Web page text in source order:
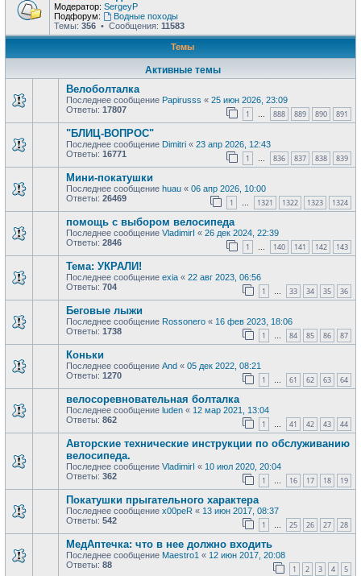
Модератор: SergeyP
Подфорум:
Водные походы
Темы: 356 • Сообщения: 11583
Темы
Активные темы
Велоболталка
Последнее сообщение Papirusss « 25 июн 2026, 23:09
Ответы: 17807 1 … 888 889 890 891
"БЛИЦ-ВОПРОС"
Последнее сообщение Dimitri « 23 апр 2026, 12:43
Ответы: 16771 1 … 836 837 838 839
Мини-покатушки
Последнее сообщение huau « 06 апр 2026, 10:00
Ответы: 26469 1 … 1321 1322 1323 1324
помощь с выбором велосипеда
Последнее сообщение VladimirI « 26 дек 2024, 22:39
Ответы: 2846 1 … 140 141 142 143
Тема: УКРАЛИ!
Последнее сообщение exia « 22 авг 2023, 06:56
Ответы: 704 1 … 33 34 35 36
Беговые лыжи
Последнее сообщение Rossonero « 16 фев 2023, 18:06
Ответы: 1738 1 … 84 85 86 87
Коньки
Последнее сообщение And « 05 дек 2022, 08:21
Ответы: 1270 1 … 61 62 63 64
велосоревновательная болталка
Последнее сообщение luden « 12 мар 2021, 13:04
Ответы: 862 1 … 41 42 43 44
Авторские технические инструкции по обслуживанию
велосипеда.
Последнее сообщение VladimirI « 10 июл 2020, 20:04
Ответы: 362 1 … 16 17 18 19
Покатушки прыгательного характера
Последнее сообщение x00peR « 13 июн 2017, 08:37
Ответы: 542 1 … 25 26 27 28
МедАптечка: что в нее должно входить
Последнее сообщение Maestro1 « 12 июн 2017, 20:08
Ответы: 88 1 2 3 4 5